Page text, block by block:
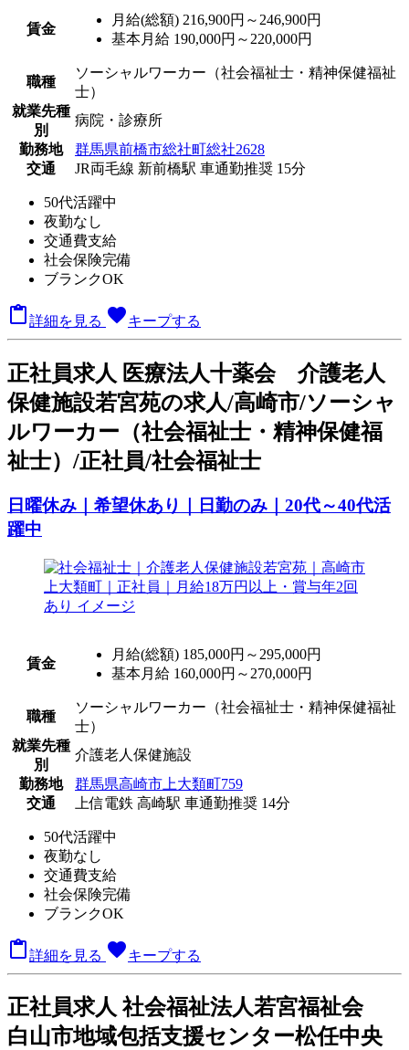
賃金
月給(総額) 216,900円～246,900円
基本月給 190,000円～220,000円
職種
ソーシャルワーカー（社会福祉士・精神保健福祉
士）
就業先種
別
病院・診療所
勤務地
群馬県前橋市総社町総社2628
交通
JR両毛線 新前橋駅 車通勤推奨 15分
50代活躍中
夜勤なし
交通費支給
社会保険完備
ブランクOK
詳細を見る favoriteキープする
正社員求人 医療法人十薬会 介護老人
保健施設若宮苑の求人/高崎市/ソーシャ
ルワーカー（社会福祉士・精神保健福
祉士）/正社員/社会福祉士
日曜休み｜希望休あり｜日勤のみ｜20代～40代活
躍中
賃金
月給(総額) 185,000円～295,000円
基本月給 160,000円～270,000円
職種
ソーシャルワーカー（社会福祉士・精神保健福祉
士）
就業先種
別
介護老人保健施設
勤務地
群馬県高崎市上大類町759
交通
上信電鉄 高崎駅 車通勤推奨 14分
50代活躍中
夜勤なし
交通費支給
社会保険完備
ブランクOK
詳細を見る favoriteキープする
正社員求人 社会福祉法人若宮福祉会
白山市地域包括支援センター松任中央